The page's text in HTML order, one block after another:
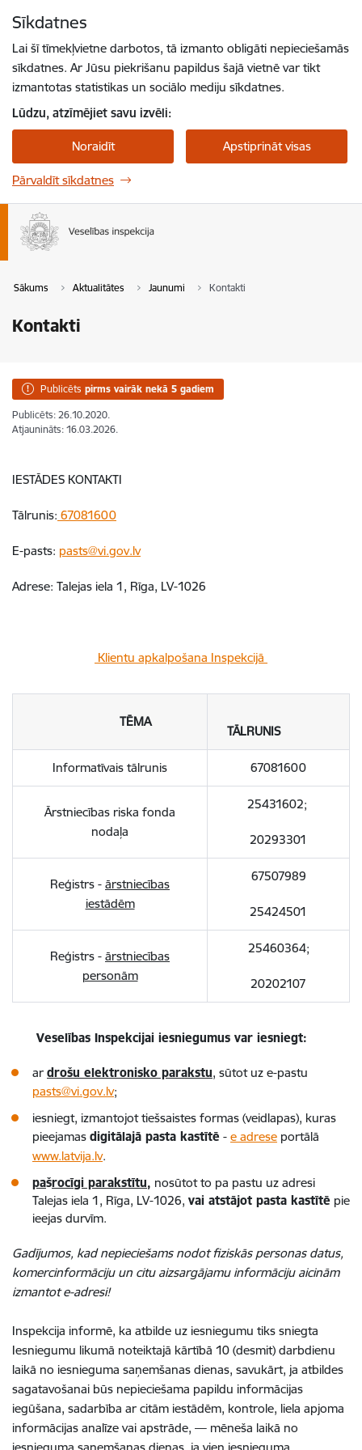
Sīkdatnes
Lai šī tīmekļvietne darbotos, tā izmanto obligāti nepieciešamās
sīkdatnes. Ar Jūsu piekrišanu papildus šajā vietnē var tikt
izmantotas statistikas un sociālo mediju sīkdatnes.
Lūdzu, atzīmējiet savu izvēli:
Noraidīt Apstiprināt visas
Pārvaldīt sīkdatnes
Sākums Aktualitātes Jaunumi Kontakti
Kontakti
Publicēts pirms vairāk nekā 5 gadiem
Publicēts: 26.10.2020.
Atjaunināts: 16.03.2026.
IESTĀDES KONTAKTI
Tālrunis: 67081600
E-pasts: pasts@vi.gov.lv
Adrese: Talejas iela 1, Rīga, LV-1026
Klientu apkalpošana Inspekcijā
TĒMA
TĀLRUNIS
Informatīvais tālrunis 67081600
Ārstniecības riska fonda
nodaļa
25431602;
20293301
Reģistrs - ārstniecības
iestādēm
67507989
25424501
Reģistrs - ārstniecības
personām
25460364;
20202107
Veselības Inspekcijai iesniegumus var iesniegt:
ar drošu elektronisko parakstu, sūtot uz e-pastu
pasts@vi.gov.lv;
iesniegt, izmantojot tiešsaistes formas (veidlapas), kuras
pieejamas digitālajā pasta kastītē - e adrese portālā
www.latvija.lv.
pašrocīgi parakstītu, nosūtot to pa pastu uz adresi
Talejas iela 1, Rīga, LV-1026, vai atstājot pasta kastītē pie
ieejas durvīm.
Gadījumos, kad nepieciešams nodot fiziskās personas datus,
komercinformāciju un citu aizsargājamu informāciju aicinām
izmantot e-adresi!
Inspekcija informē, ka atbilde uz iesniegumu tiks sniegta
Iesniegumu likumā noteiktajā kārtībā 10 (desmit) darbdienu
laikā no iesnieguma saņemšanas dienas, savukārt, ja atbildes
sagatavošanai būs nepieciešama papildu informācijas
iegūšana, sadarbība ar citām iestādēm, kontrole, liela apjoma
informācijas analīze vai apstrāde, — mēneša laikā no